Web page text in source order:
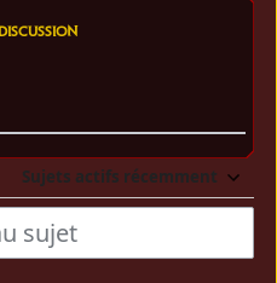
Sujets actifs récemment